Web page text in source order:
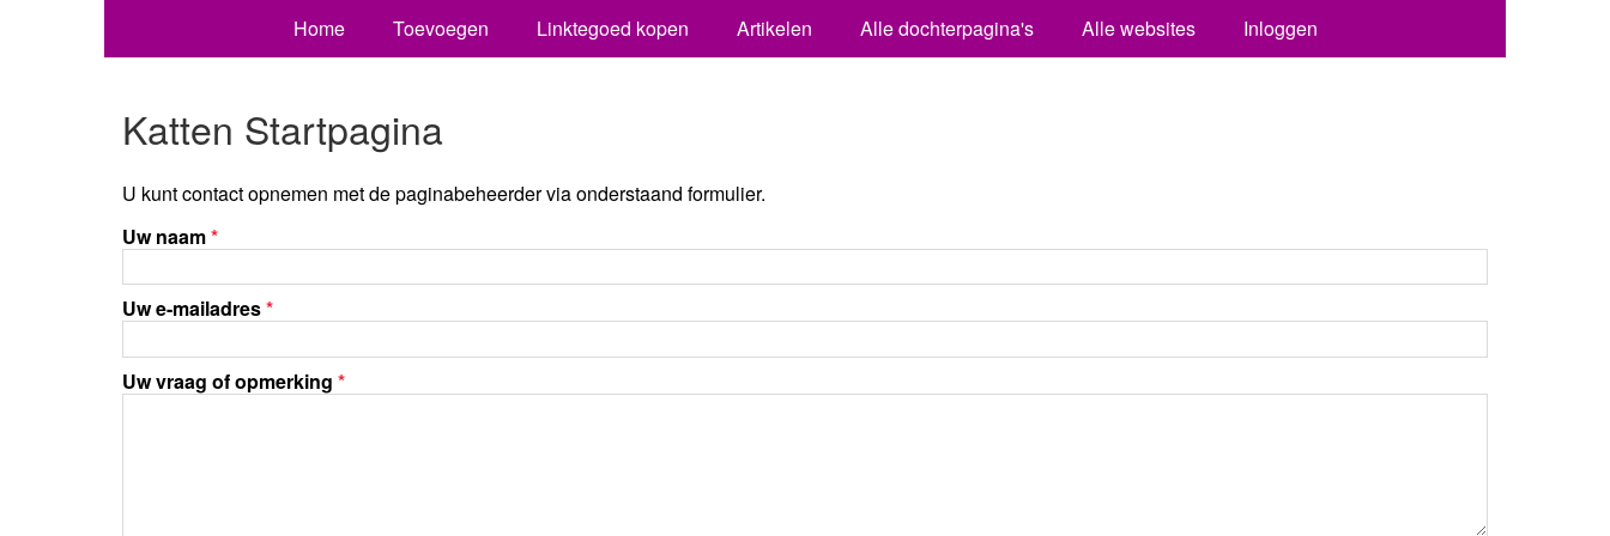
Home Toevoegen Linktegoed kopen Artikelen Alle dochterpagina's Alle websites Inloggen
Katten Startpagina
U kunt contact opnemen met de paginabeheerder via onderstaand formulier.
Uw naam*
Uw e-mailadres*
Uw vraag of opmerking *